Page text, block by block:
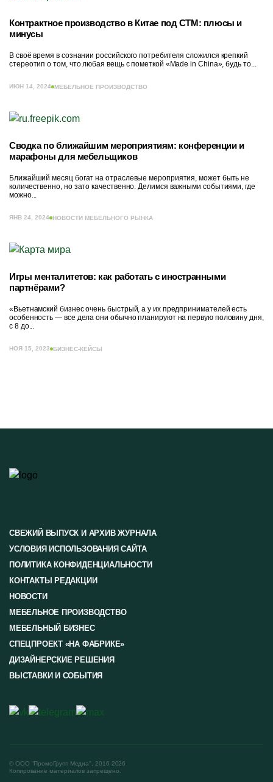
Контрактное производство в Китае под СТМ: плюсы и
минусы
В своё время в сознании российского потребителя сложился крепкий
стереотип о том, что любая вещь с пометкой «Made in China», будь то...
ИЮН 14, 2024 МЕБЕЛЬНОЕ ПРОИЗВОДСТВО
Сводка по ближайшим мероприятиям: конференции и
марафоны для мебельщиков
Ближайший месяц богат на отраслевые мероприятия, может быть не
количественно, но зато качественно. Делимся важными событиями, где
можно...
ЯНВ 24, 2024 НОВОСТИ МЕБЕЛЬНОГО РЫНКА
Игры менталитетов: как работать с иностранными
партнёрами?
«Вьетнамский бизнес очень быстрый, а у их предпринимателей есть
особенность — все дела они обычно планируют на первую половину дня,
с 8 до...
НОЯ 15, 2023 БИЗНЕС-КЕЙСЫ
© ООО "ПромоГрупп Медиа", 2016-2026
Копирование материалов запрещено.
СВЕЖИЙ ВЫПУСК И АРХИВ ЖУРНАЛА
УСЛОВИЯ ИСПОЛЬЗОВАНИЯ САЙТА
ПОЛИТИКА КОНФИДЕНЦИАЛЬНОСТИ
КОНТАКТЫ РЕДАКЦИИ
НОВОСТИ
МЕБЕЛЬНОЕ ПРОИЗВОДСТВО
МЕБЕЛЬНЫЙ БИЗНЕС
СПЕЦПРОЕКТ «НА ФАБРИКЕ»
ДИЗАЙНЕРСКИЕ РЕШЕНИЯ
ВЫСТАВКИ И СОБЫТИЯ